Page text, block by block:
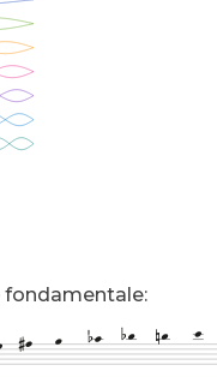
fondamentale: